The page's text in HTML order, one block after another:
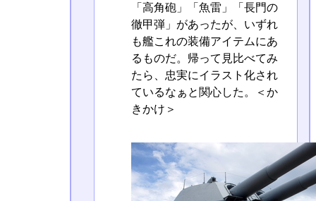
「高角砲」「魚雷」「長門の
徹甲弾」があったが、いずれ
も艦これの装備アイテムにあ
るものだ。帰って見比べてみ
たら、忠実にイラスト化され
ているなぁと関心した。＜か
きかけ＞